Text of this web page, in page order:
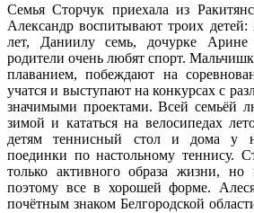
Семья Сторчук приехала из
Александр воспитывают троих детей:
лет, Даниилу семь, дочурке
родители очень любят спорт.
плаванием, побеждают на
учатся и выступают на конкурсах с
значимыми проектами. Всей семьёй
зимой и кататься на велосипедах
детям теннисный стол и дома у
поединки по настольному теннису.
только активного образа жизни, но
поэтому все в хорошей форме.
почётным знаком Белгородской